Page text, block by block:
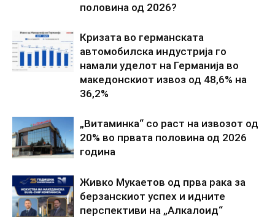
половина од 2026?
Кризата во германската
автомобилска индустрија го
намали уделот на Германија во
македонскиот извоз од 48,6% на
36,2%
„Витаминка“ со раст на извозот од
20% во првата половина од 2026
година
Живко Мукаетов од прва рака за
берзанскиот успех и идните
перспективи на „Алкалоид“